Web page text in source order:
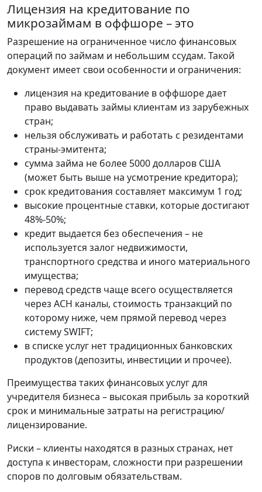
Лицензия на кредитование по
микрозаймам в оффшоре – это
Разрешение на ограниченное число финансовых
операций по займам и небольшим ссудам. Такой
документ имеет свои особенности и ограничения:
лицензия на кредитование в оффшоре дает
право выдавать займы клиентам из зарубежных
стран;
нельзя обслуживать и работать с резидентами
страны-эмитента;
сумма займа не более 5000 долларов США
(может быть выше на усмотрение кредитора);
срок кредитования составляет максимум 1 год;
высокие процентные ставки, которые достигают
48%-50%;
кредит выдается без обеспечения – не
используется залог недвижимости,
транспортного средства и иного материального
имущества;
перевод средств чаще всего осуществляется
через АСН каналы, стоимость транзакций по
которому ниже, чем прямой перевод через
систему SWIFT;
в списке услуг нет традиционных банковских
продуктов (депозиты, инвестиции и прочее).
Преимущества таких финансовых услуг для
учредителя бизнеса – высокая прибыль за короткий
срок и минимальные затраты на регистрацию/
лицензирование.
Риски – клиенты находятся в разных странах, нет
доступа к инвесторам, сложности при разрешении
споров по долговым обязательствам.